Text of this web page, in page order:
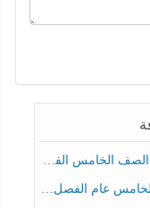
الثالث 2025-2026